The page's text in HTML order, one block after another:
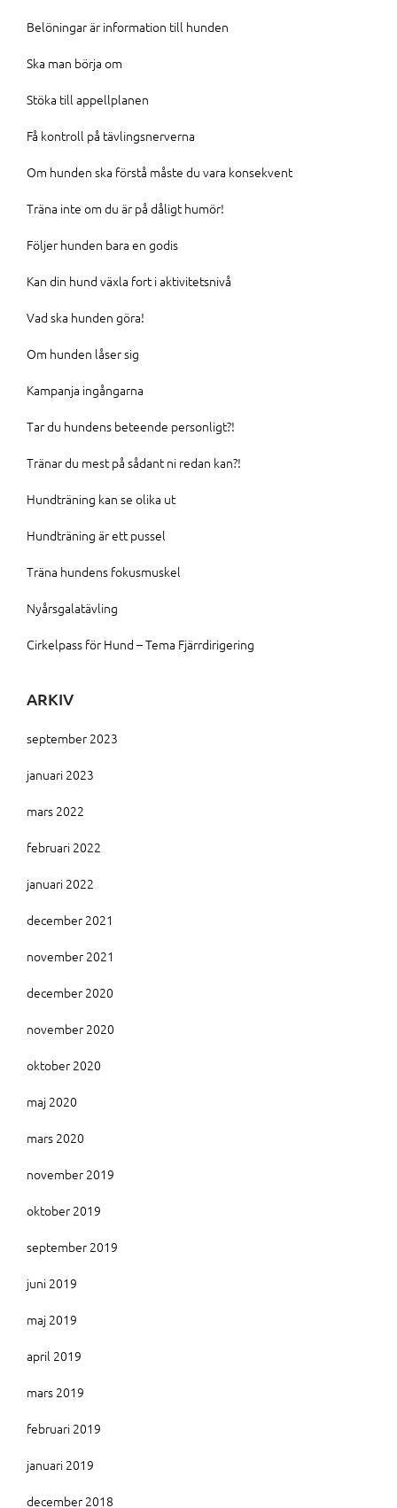
Belöningar är information till hunden
Ska man börja om
Stöka till appellplanen
Få kontroll på tävlingsnerverna
Om hunden ska förstå måste du vara konsekvent
Träna inte om du är på dåligt humör!
Följer hunden bara en godis
Kan din hund växla fort i aktivitetsnivå
Vad ska hunden göra!
Om hunden låser sig
Kampanja ingångarna
Tar du hundens beteende personligt?!
Tränar du mest på sådant ni redan kan?!
Hundträning kan se olika ut
Hundträning är ett pussel
Träna hundens fokusmuskel
Nyårsgalatävling
Cirkelpass för Hund – Tema Fjärrdirigering
ARKIV
september 2023
januari 2023
mars 2022
februari 2022
januari 2022
december 2021
november 2021
december 2020
november 2020
oktober 2020
maj 2020
mars 2020
november 2019
oktober 2019
september 2019
juni 2019
maj 2019
april 2019
mars 2019
februari 2019
januari 2019
december 2018